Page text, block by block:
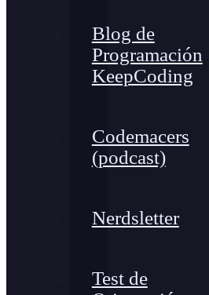
Blog de
Programación
KeepCoding
Codemacers
(podcast)
Nerdsletter
Test de